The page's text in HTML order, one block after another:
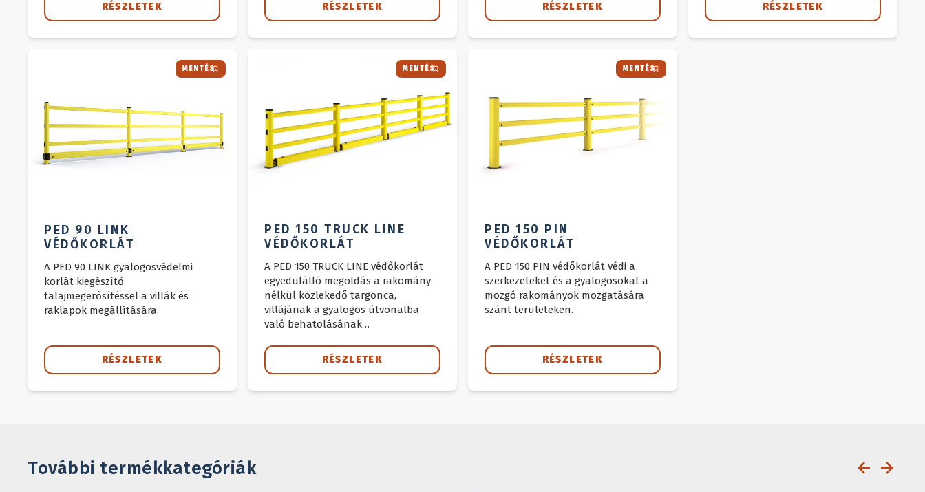
RÉSZLETEK RÉSZLETEK RÉSZLETEK RÉSZLETEK
MENTÉS
PED 90 LINK
VÉDŐKORLÁT
A PED 90 LINK gyalogosvédelmi
korlát kiegészítő
talajmegerősítéssel a villák és
raklapok megállítására.
RÉSZLETEK
MENTÉS
PED 150 TRUCK LINE
VÉDŐKORLÁT
A PED 150 TRUCK LINE védőkorlát
egyedülálló megoldás a rakomány
nélkül közlekedő targonca,
villájának a gyalogos útvonalba
való behatolásának
RÉSZLETEK
MENTÉS
PED 150 PIN
VÉDŐKORLÁT
A PED 150 PIN védőkorlát védi a
szerkezeteket és a gyalogosokat a
mozgó rakományok mozgatására
szánt területeken.
RÉSZLETEK
További termékkategóriák